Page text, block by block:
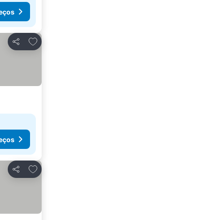
Partilhar
Adicionar aos favoritos
Partilhar
Adicionar aos favoritos